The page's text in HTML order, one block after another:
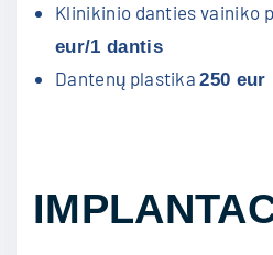
Klinikinio danties vainiko
eur/1 dantis
Dantenų plastika250 eur